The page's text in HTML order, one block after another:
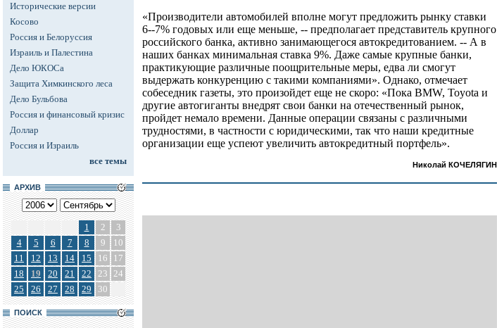
Исторические версии
Косово
Россия и Белоруссия
Израиль и Палестина
Дело ЮКОСа
Защита Химкинского леса
Дело Бульбова
Россия и финансовый кризис
Доллар
Россия и Израиль
все темы
АРХИВ
1 2
3
4
5 6 7 8 9
10
11
12 13 14 15 16
17
18
19 20 21 22 23 24
25
26 27 28 29 30
ПОИСК
«Производители автомобилей вполне могут предложить рынку ставки
6--7% годовых или еще меньше, -- предполагает представитель крупного
российского банка, активно занимающегося автокредитованием. -- А в
наших банках минимальная ставка 9%. Даже самые крупные банки,
практикующие различные поощрительные меры, едва ли смогут
выдержать конкуренцию с такими компаниями». Однако, отмечает
собеседник газеты, это произойдет еще не скоро: «Пока BMW, Toyota и
другие автогиганты внедрят свои банки на отечественный рынок,
пройдет немало времени. Данные операции связаны с различными
трудностями, в частности с юридическими, так что наши кредитные
организации еще успеют увеличить автокредитный портфель».
Николай КОЧЕЛЯГИН